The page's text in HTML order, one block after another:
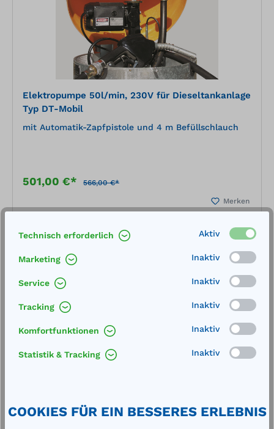
Elektropumpe 50l/min, 230V für Dieseltankanlage
Typ DT-Mobil
mit Automatik-Zapfpistole und 4 m Befüllschlauch
501,00 €* 566,00 €*
Merken
In den Warenkorb
%
Technisch erforderlich Aktiv
Marketing Inaktiv
Service Inaktiv
Tracking Inaktiv
Komfortfunktionen Inaktiv
Statistik & Tracking Inaktiv
COOKIES FÜR EIN BESSERES ERLEBNIS